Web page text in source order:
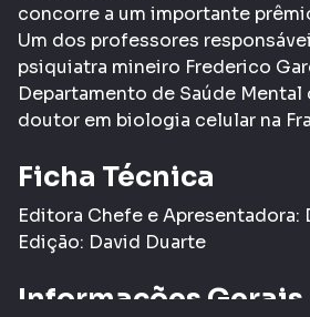
concorre a um importante
Um dos professores
psiquiatra mineiro Frederico
Departamento de Saúde Mental
doutor em biologia celular na
Ficha Técnica
Editora Chefe e Apresentadora:
Edição: David Duarte
Informações Gerais